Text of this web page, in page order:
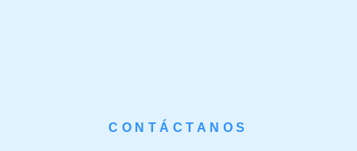
CONTÁCTANOS